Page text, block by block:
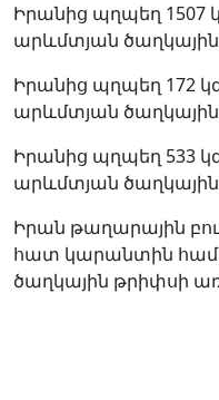
Իրանից պղպեղ
արևմտյան
Իրանից պղպեղ 172
արևմտյան
Իրանից պղպեղ 533
արևմտյան
Իրան թաղարային
հատ կարանտին
ծաղկային թրիփսի